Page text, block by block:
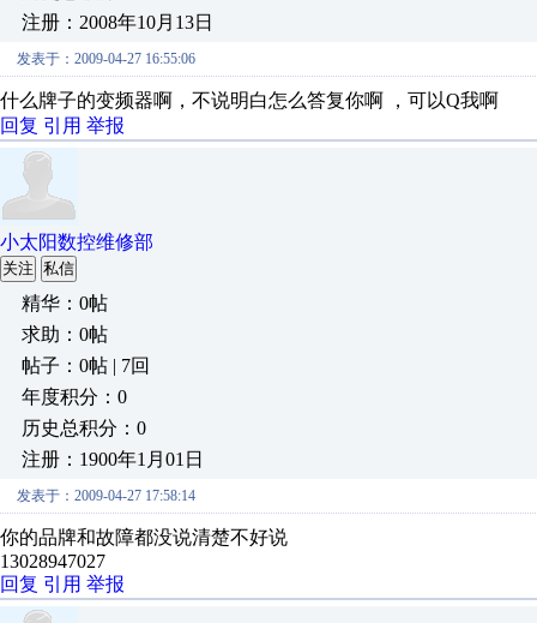
注册：2008年10月13日
发表于：2009-04-27 16:55:06
什么牌子的变频器啊，不说明白怎么答复你啊 ，可以Q我啊
回复 引用 举报
小太阳数控维修部
关注 私信
精华：0帖
求助：0帖
帖子：0帖 | 7回
年度积分：0
历史总积分：0
注册：1900年1月01日
发表于：2009-04-27 17:58:14
你的品牌和故障都没说清楚不好说
13028947027
回复 引用 举报